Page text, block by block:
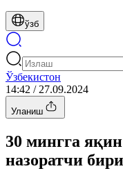
ўзб
Ўзбекистон
14:42 / 27.09.2024
Уланиш
30 мингга
назоратчи